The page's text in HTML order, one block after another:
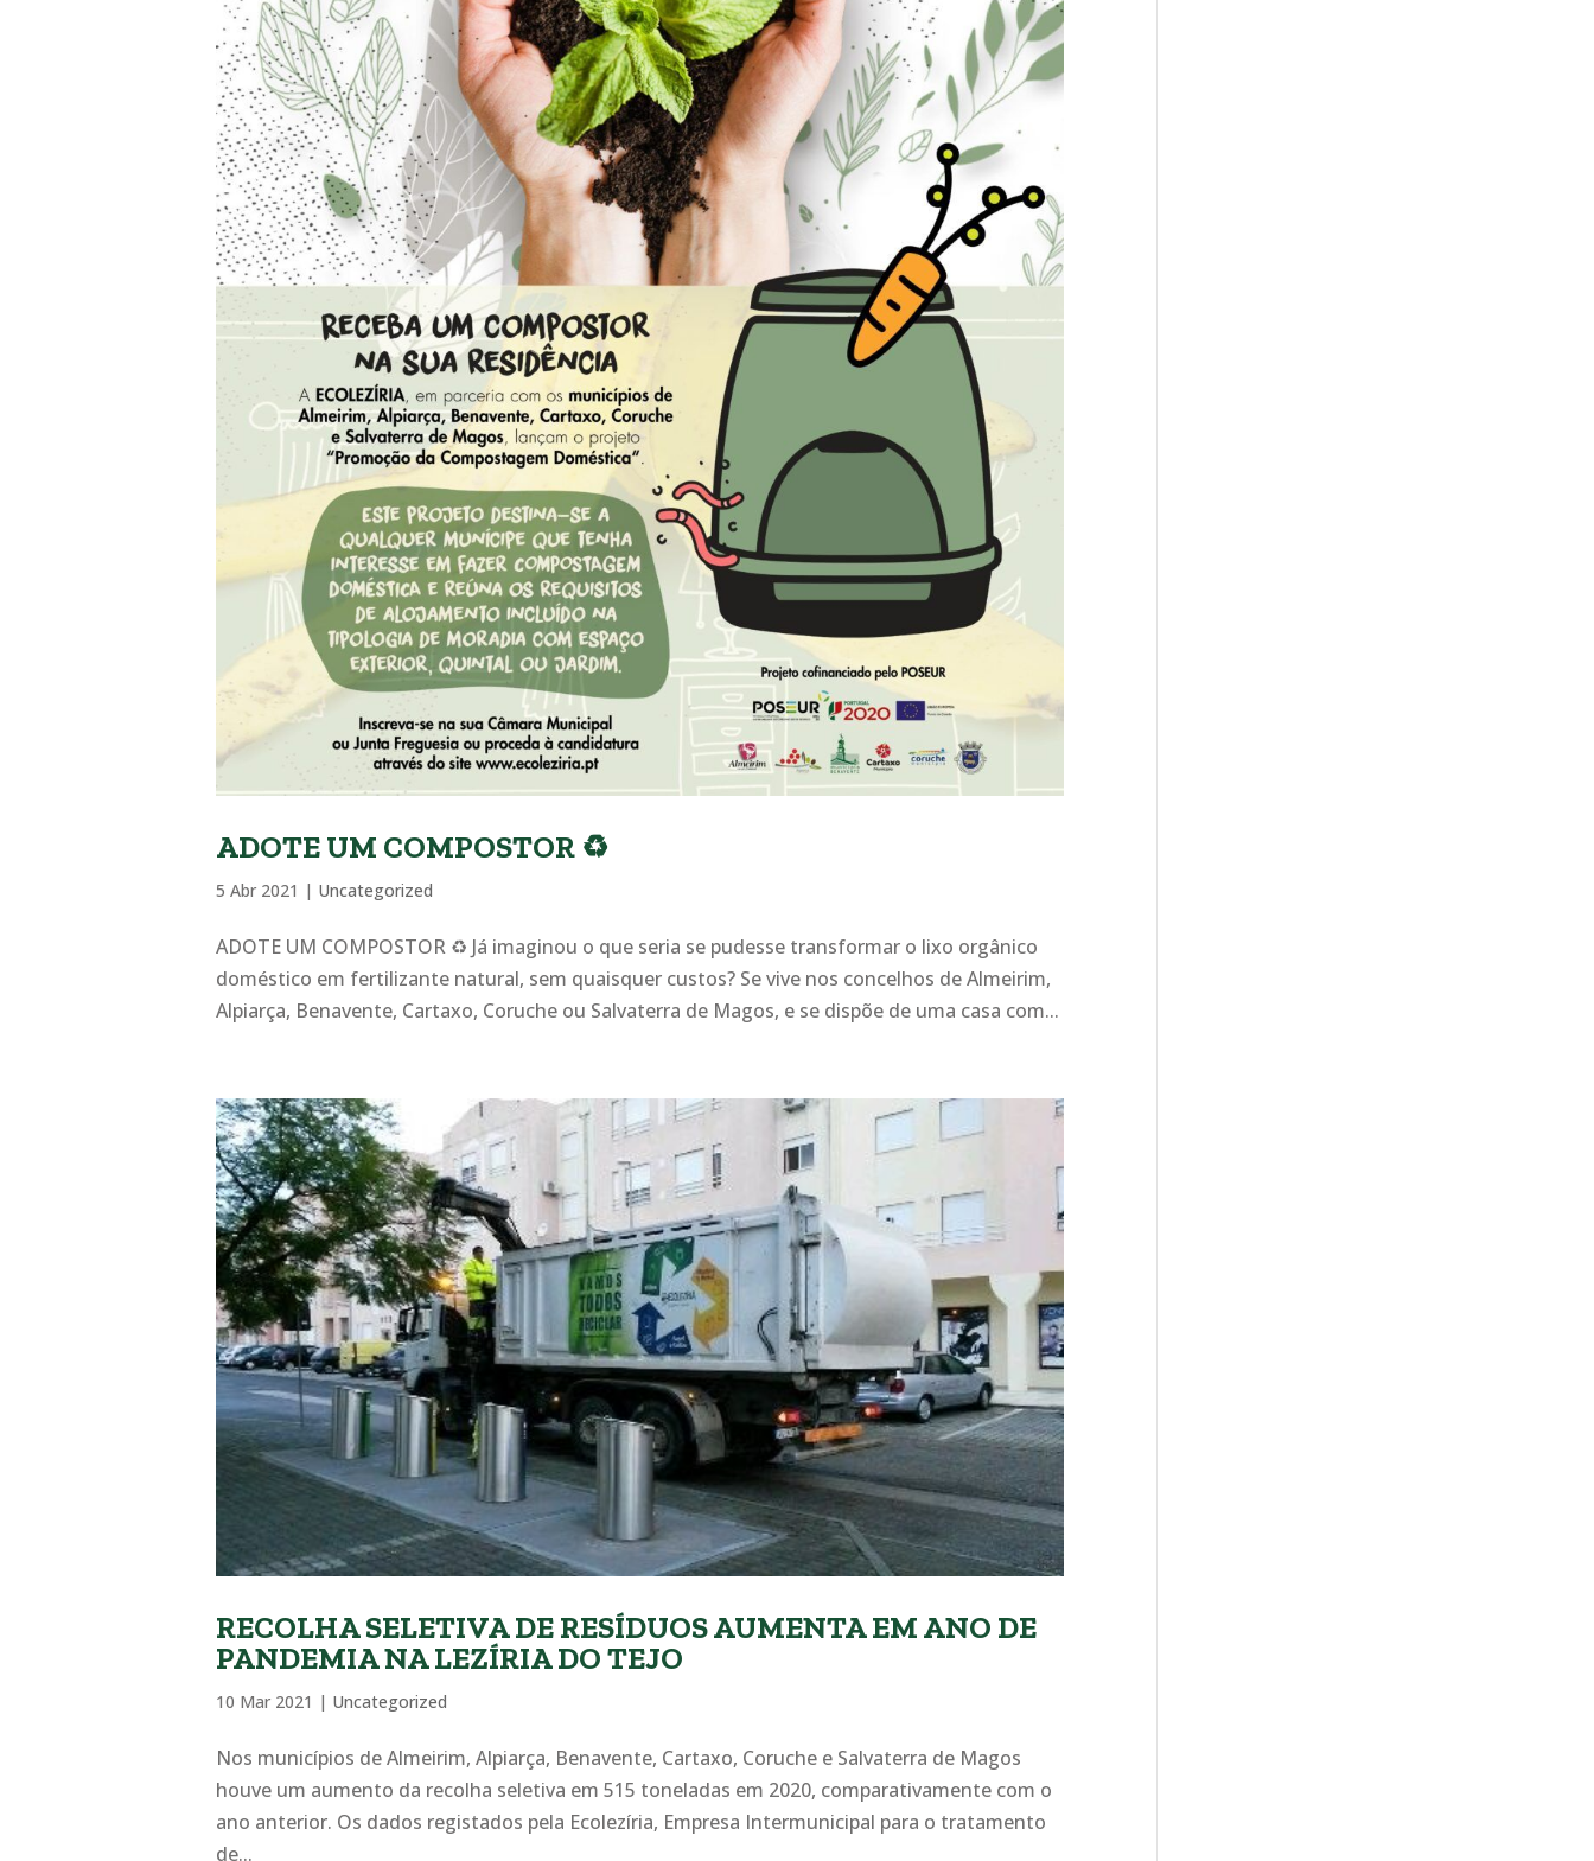
ADOTE UM COMPOSTOR ♻️
5 Abr 2021 | Uncategorized
ADOTE UM COMPOSTOR ♻️ Já imaginou o que seria se pudesse transformar o lixo orgânico
doméstico em fertilizante natural, sem quaisquer custos? Se vive nos concelhos de Almeirim,
Alpiarça, Benavente, Cartaxo, Coruche ou Salvaterra de Magos, e se dispõe de uma casa com...
RECOLHA SELETIVA DE RESÍDUOS AUMENTA EM ANO DE
PANDEMIA NA LEZÍRIA DO TEJO
10 Mar 2021 | Uncategorized
Nos municípios de Almeirim, Alpiarça, Benavente, Cartaxo, Coruche e Salvaterra de Magos
houve um aumento da recolha seletiva em 515 toneladas em 2020, comparativamente com o
ano anterior. Os dados registados pela Ecolezíria, Empresa Intermunicipal para o tratamento
de...